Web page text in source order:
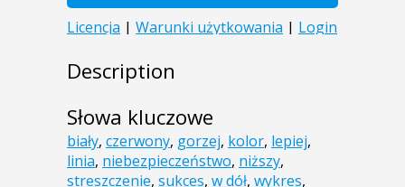
Description
Słowa kluczowe
biały, czerwony, gorzej, kolor, lepiej,
linia, niebezpieczeństwo, niższy,
streszczenie, sukces, w dół, wykres,